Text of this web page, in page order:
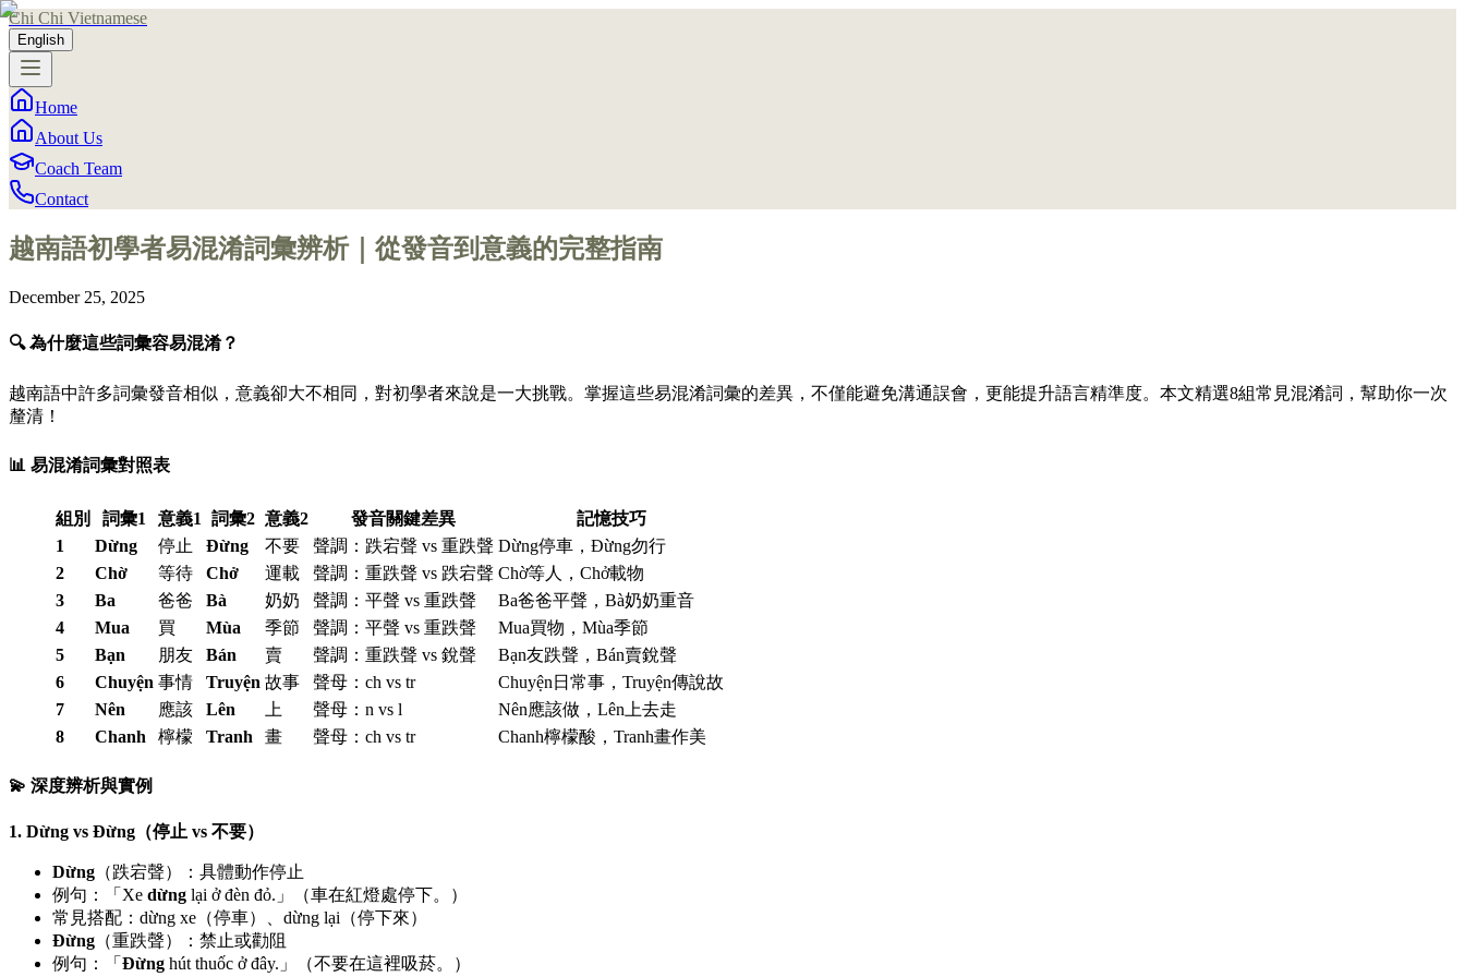
Chi Chi Vietnamese
English
Home
About Us
Coach Team
Contact
越南語初學者易混淆詞彙辨析｜從發音到意義的完整指南
December 25, 2025
🔍 為什麼這些詞彙容易混淆？
越南語中許多詞彙發音相似，意義卻大不相同，對初學者來說是一大挑戰。掌握這些易混淆詞彙的差異，不僅能避免溝通誤會，更能提升語言精準度。本文精選8組常見混淆詞，幫助你一次
釐清！
📊 易混淆詞彙對照表
組別 詞彙1 意義1 詞彙2 意義2 發音關鍵差異
記憶技巧
1
Dừng 停止 Đừng 不要 聲調：跌宕聲 vs 重跌聲 Dừng停車，Đừng勿行
2
Chờ 等待 Chở 運載 聲調：重跌聲 vs 跌宕聲 Chờ等人，Chở載物
3
Ba 爸爸 Bà 奶奶 聲調：平聲 vs 重跌聲
Ba爸爸平聲，Bà奶奶重音
4
Mua 買 Mùa 季節 聲調：平聲 vs 重跌聲
Mua買物，Mùa季節
5
Bạn 朋友 Bán 賣 聲調：重跌聲 vs 銳聲
Bạn友跌聲，Bán賣銳聲
6
Chuyện 事情 Truyện 故事 聲母：ch vs tr
Chuyện日常事，Truyện傳說故
7
Nên 應該 Lên 上 聲母：n vs l
Nên應該做，Lên上去走
8
Chanh 檸檬 Tranh 畫 聲母：ch vs tr Chanh檸檬酸，Tranh畫作美
💫 深度辨析與實例
1. Dừng vs Đừng（停止 vs 不要）
Dừng （跌宕聲）：具體動作停止
例句：「Xe dừng lại ở đèn đỏ.」（車在紅燈處停下。）
常見搭配：dừng xe（停車）、dừng lại（停下來）
Đừng （重跌聲）：禁止或勸阻
例句：「 Đừng hút thuốc ở đây.」（不要在這裡吸菸。）